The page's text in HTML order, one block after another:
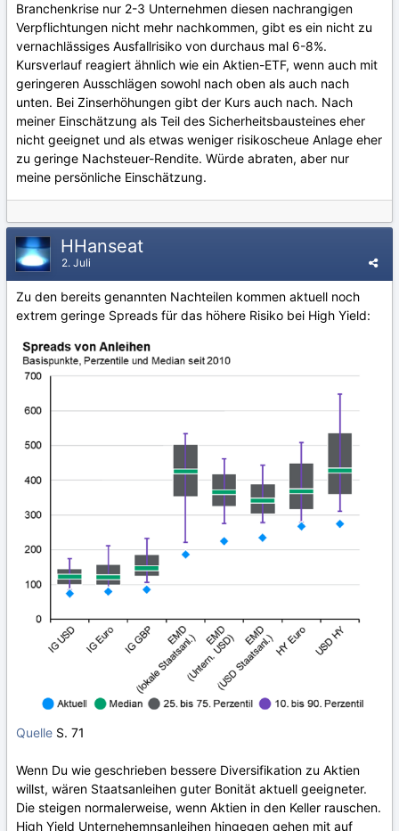
Branchenkrise nur 2-3 Unternehmen diesen nachrangigen
Verpflichtungen nicht mehr nachkommen, gibt es ein nicht zu
vernachlässiges Ausfallrisiko von durchaus mal 6-8%.
Kursverlauf reagiert ähnlich wie ein Aktien-ETF, wenn auch mit
geringeren Ausschlägen sowohl nach oben als auch nach
unten. Bei Zinserhöhungen gibt der Kurs auch nach. Nach
meiner Einschätzung als Teil des Sicherheitsbausteines eher
nicht geeignet und als etwas weniger risikoscheue Anlage eher
zu geringe Nachsteuer-Rendite. Würde abraten, aber nur
meine persönliche Einschätzung.
HHanseat
2. Juli
Zu den bereits genannten Nachteilen kommen aktuell noch
extrem geringe Spreads für das höhere Risiko bei High Yield:
Quelle S. 71
Wenn Du wie geschrieben bessere Diversifikation zu Aktien
willst, wären Staatsanleihen guter Bonität aktuell geeigneter.
Die steigen normalerweise, wenn Aktien in den Keller rauschen.
High Yield Unternehemnsanleihen hingegen gehen mit auf